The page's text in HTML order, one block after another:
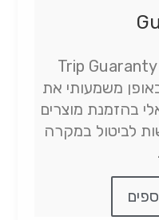
אנו רואים בפעילות של Trip Guaranty
משמעותי את
בהזמנת מוצרים
לביטול במקרה